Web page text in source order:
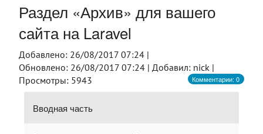
Раздел «Архив» для вашего
сайта на Laravel
Добавлено: 26/08/2017 07:24 |
Обновлено: 26/08/2017 07:24 | Добавил: nick |
Просмотры: 5943
Комментарии: 0
Вводная часть